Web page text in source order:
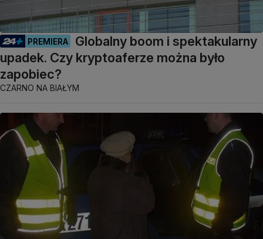
PREMIERA
Globalny boom i spektakularny
upadek. Czy kryptoaferze można było
zapobiec?
CZARNO NA BIAŁYM